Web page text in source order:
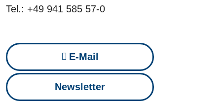
Tel.: +49 941 585 57-0
E-Mail
Newsletter